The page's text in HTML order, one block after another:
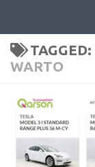
TAGGED:
WARTO